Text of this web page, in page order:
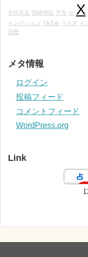
牛頭天王 岡崎神社 平等 せ X
ャンクション TikTok うさぎ イ
旧暦
メタ情報
ログイン
投稿フィード
コメントフィード
WordPress.org
Link